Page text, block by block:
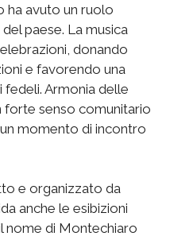
ha avuto un ruolo
paese. La musica
donando
e favorendo una
Armonia delle
forte senso comunitario
momento di incontro
e organizzato da
anche le esibizioni
nome di Montechiaro